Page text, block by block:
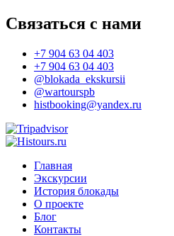
Связаться с нами
+7 904 63 04 403
+7 904 63 04 403
@blokada_ekskursii
@wartourspb
histbooking@yandex.ru
Главная
Экскурсии
История блокады
О проекте
Блог
Контакты